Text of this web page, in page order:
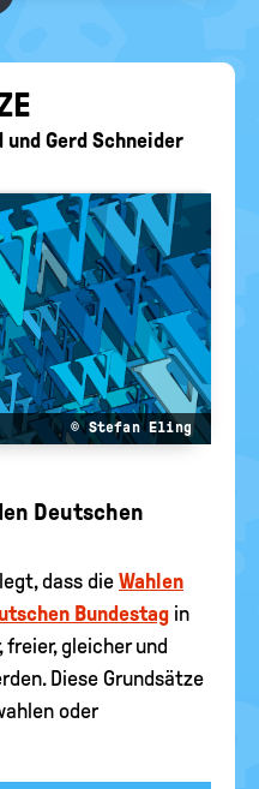
FRAGEN...
und Gerd Schneider
© Stefan Eling
Deutschen
dass dieWahlen
Bundestag in
gleicher und
Diese Grundsätze
oder